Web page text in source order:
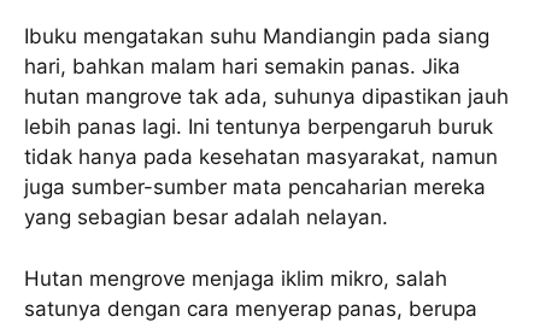
Ibuku mengatakan suhu Mandiangin pada siang
hari, bahkan malam hari semakin panas. Jika
hutan mangrove tak ada, suhunya dipastikan jauh
lebih panas lagi. Ini tentunya berpengaruh buruk
tidak hanya pada kesehatan masyarakat, namun
juga sumber-sumber mata pencaharian mereka
yang sebagian besar adalah nelayan.
Hutan mengrove menjaga iklim mikro, salah
satunya dengan cara menyerap panas, berupa